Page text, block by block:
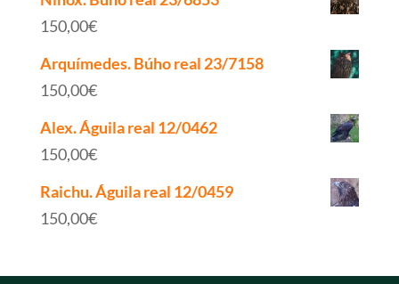
150,00€
Arquímedes. Búho real 23/7158
150,00€
Alex. Águila real 12/0462
150,00€
Raichu. Águila real 12/0459
150,00€